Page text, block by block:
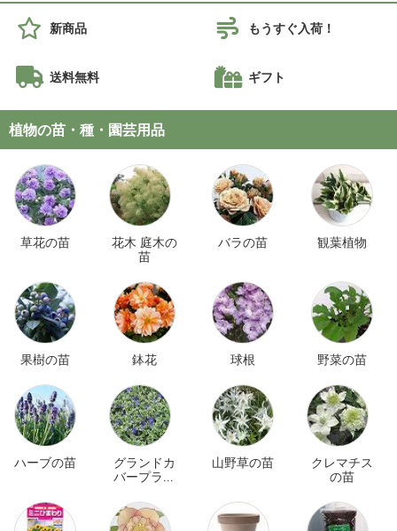
新商品 もうすぐ入荷！
送料無料 ギフト
植物の苗・種・園芸用品
草花の苗
花木 庭木の
苗
バラの苗 観葉植物
果樹の苗 鉢花 球根 野菜の苗
ハーブの苗
グランドカ
バープラン
山野草の苗
クレマチス
の苗